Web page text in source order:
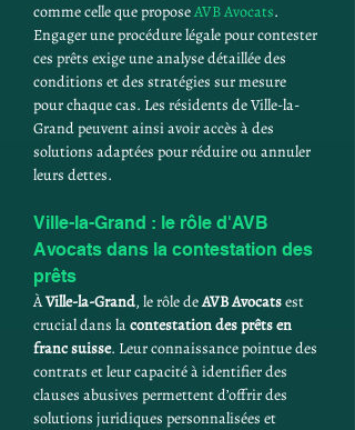
comme celle que propose AVB Avocats.
Engager une procédure légale pour contester
ces prêts exige une analyse détaillée des
conditions et des stratégies sur mesure
pour chaque cas. Les résidents de Ville-la-
Grand peuvent ainsi avoir accès à des
solutions adaptées pour réduire ou annuler
leurs dettes.
Ville-la-Grand : le rôle d'AVB
Avocats dans la contestation des
prêts
À Ville-la-Grand, le rôle de AVB Avocats est
crucial dans la contestation des prêts en
franc suisse. Leur connaissance pointue des
contrats et leur capacité à identifier des
clauses abusives permettent d’offrir des
solutions juridiques personnalisées et